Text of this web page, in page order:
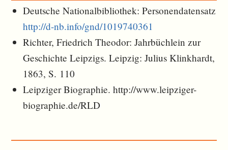
Deutsche Nationalbibliothek: Personendatensatz
http://d-nb.info/gnd/1019740361
Richter, Friedrich Theodor: Jahrbüchlein zur
Geschichte Leipzigs. Leipzig: Julius Klinkhardt,
1863, S. 110
Leipziger Biographie. http://www.leipziger-
biographie.de/RLD